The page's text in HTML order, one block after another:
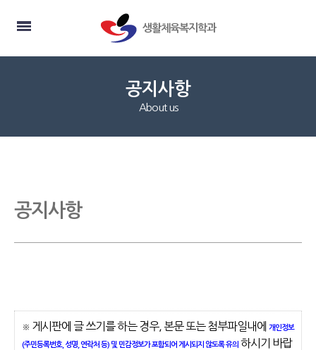
생활체육복지학과
공지사항
About us
공지사항
※ 게시판에 글 쓰기를 하는 경우, 본문 또는 첨부파일내에 개인정보
(주민등록번호, 성명, 연락처 등) 및 민감정보가 포함되어 게시되지 않도록 유의 하시기 바랍